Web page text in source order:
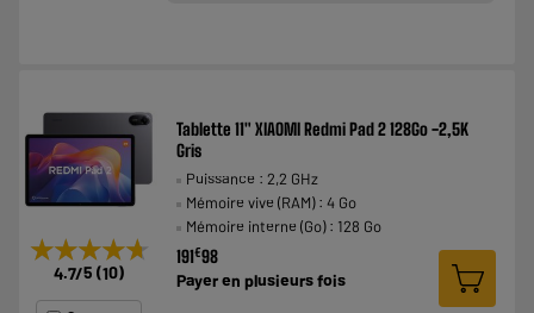
★★★★★
★★★★★
4.7/5 (10)
Tablette 11" XIAOMI Redmi Pad 2 128Go -2,5K
Gris
Puissance : 2,2 GHz
Mémoire vive (RAM) : 4 Go
Mémoire interne (Go) : 128 Go
191€98
Payer enplusieurs fois